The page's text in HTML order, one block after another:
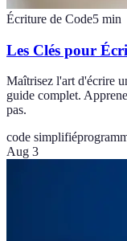
Écriture de Code5 min
Les Clés pour
Maîtrisez l'art d'écrire
guide complet.
pas.
code simplifié
Aug 3